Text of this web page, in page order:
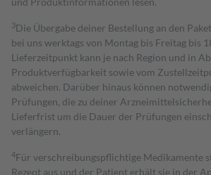
3Die Übergabe deiner Bestellung an den
bei uns werktags von Montag bis Freitag bis
Lieferzeitpunkt kann je nach Region und in
Produktverfügbarkeit sowie vom
abweichen. Darüber hinaus können
Prüfungen, die zu deiner
Lieferfrist um die Dauer der Prüfungen
verlängern.
4Für verschreibungspflichtige Medikamente
Rezept aus und der Patient erhält sie in der